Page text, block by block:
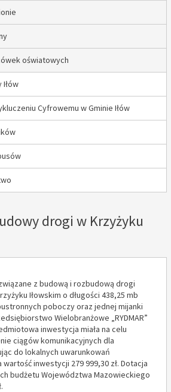
oświatowych
Iłów
Cyfrowemu w Gminie Iłów
drogi w Krzyżyku
z budową i rozbudową drogi
Iłowskim o długości 438,25 mb
poboczy oraz jednej mijanki
Wielobranżowe „RYDMAR”
inwestycja miała na celu
ciągów komunikacyjnych dla
do lokalnych uwarunkowań
inwestycji 279 999,30 zł. Dotacja
budżetu Województwa Mazowieckiego